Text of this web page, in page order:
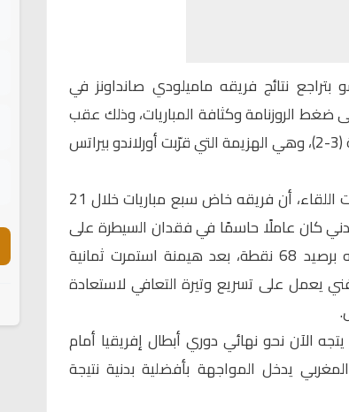
بتراجع نتائج فريقه ماميلودي صانداونز في
ضغط الروزنامة وكثافة المباريات، وذلك عقب
الخسارة أمام تي إس غالاكسي بنتيجة (3-2)، وهي الهزيمة التي قرّبت أورلاندو بيراتس
، في تصريحات أعقبت اللقاء، أن فريقه خاض سبع مباريات خلال 21
كان عاملًا حاسمًا في فقدان السيطرة على
الصدارة، رغم إنهاء صانداونز موسمه برصيد 68 نقطة، بعد هيمنة استمرت ثمانية
يعمل على تسريع وتيرة التعافي لاستعادة
يتجه الآن نحو نهائي دوري أبطال إفريقيا أمام
يدخل المواجهة بأفضلية بدنية نتيجة